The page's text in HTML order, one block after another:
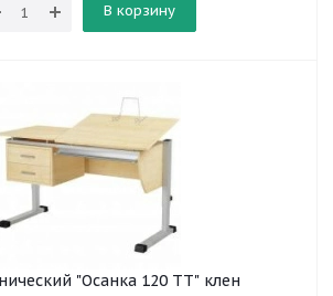
В корзину
"Осанка 120 ТТ" клен